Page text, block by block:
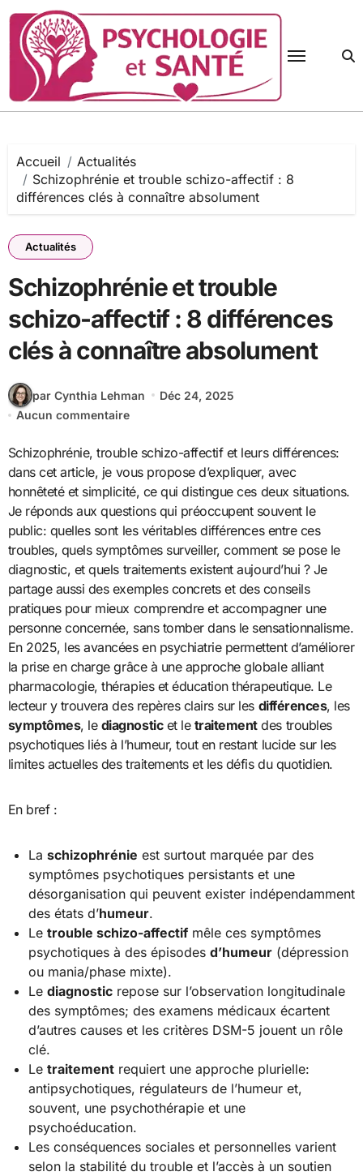
contenu
Accueil
Actualités
Schizophrénie et trouble schizo-affectif : 8
différences clés à connaître absolument
Actualités
Schizophrénie et trouble
schizo-affectif : 8 différences
clés à connaître absolument
par Cynthia Lehman
Déc 24, 2025
Aucun commentaire
Schizophrénie, trouble schizo-affectif et leurs différences:
dans cet article, je vous propose d’expliquer, avec
honnêteté et simplicité, ce qui distingue ces deux situations.
Je réponds aux questions qui préoccupent souvent le
public: quelles sont les véritables différences entre ces
troubles, quels symptômes surveiller, comment se pose le
diagnostic, et quels traitements existent aujourd’hui ? Je
partage aussi des exemples concrets et des conseils
pratiques pour mieux comprendre et accompagner une
personne concernée, sans tomber dans le sensationnalisme.
En 2025, les avancées en psychiatrie permettent d’améliorer
la prise en charge grâce à une approche globale alliant
pharmacologie, thérapies et éducation thérapeutique. Le
lecteur y trouvera des repères clairs sur les différences, les
symptômes, le diagnosticet le traitementdes troubles
psychotiques liés à l’humeur, tout en restant lucide sur les
limites actuelles des traitements et les défis du quotidien.
En bref :
Laschizophrénie est surtout marquée par des
symptômes psychotiques persistants et une
désorganisation qui peuvent exister indépendamment
des états d’humeur.
Letrouble schizo-affectif mêle ces symptômes
psychotiques à des épisodesd’humeur (dépression
ou mania/phase mixte).
Lediagnostic repose sur l’observation longitudinale
des symptômes; des examens médicaux écartent
d’autres causes et les critères DSM-5 jouent un rôle
clé.
Letraitement requiert une approche plurielle:
antipsychotiques, régulateurs de l’humeur et,
souvent, une psychothérapie et une
psychoéducation.
Les conséquences sociales et personnelles varient
selon la stabilité du trouble et l’accès à un soutien